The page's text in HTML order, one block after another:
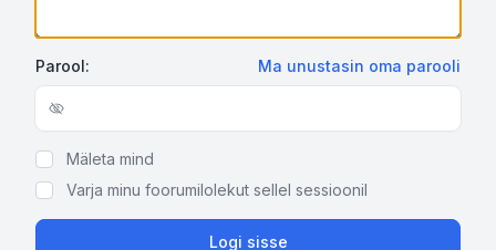
Parool: Ma unustasin oma parooli
Show/hide password
Mäleta mind
Varja minu foorumilolekut sellel sessioonil